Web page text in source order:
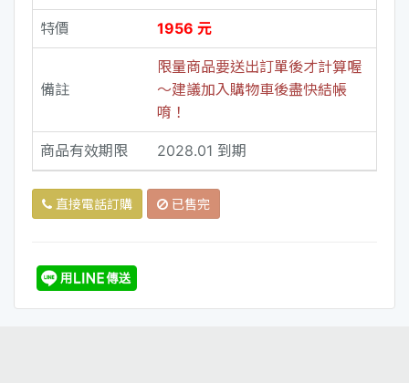
特價 1956 元
備註
限量商品要送出訂單後才計算喔
～建議加入購物車後盡快結帳
唷！
商品有效期限 2028.01 到期
直接電話訂購 已售完